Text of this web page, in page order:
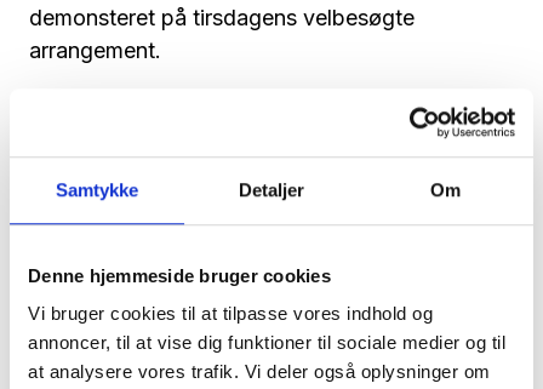
Samtykke Detaljer Om
Denne hjemmeside bruger cookies
Vi bruger cookies til at tilpasse vores indhold og
annoncer, til at vise dig funktioner til sociale medier og til
at analysere vores trafik. Vi deler også oplysninger om
demonsteret på tirsdagens velbesøgte
arrangement.
?Som et supplement til den fysiske ansigt-til-
ansigt-tid kan Online Omsorg være med til at
ressourcer i kommunerne.
Læs mere om KMDher